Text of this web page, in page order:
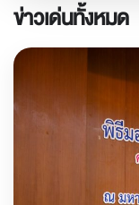
ข่าวเด่นทั้งหมด